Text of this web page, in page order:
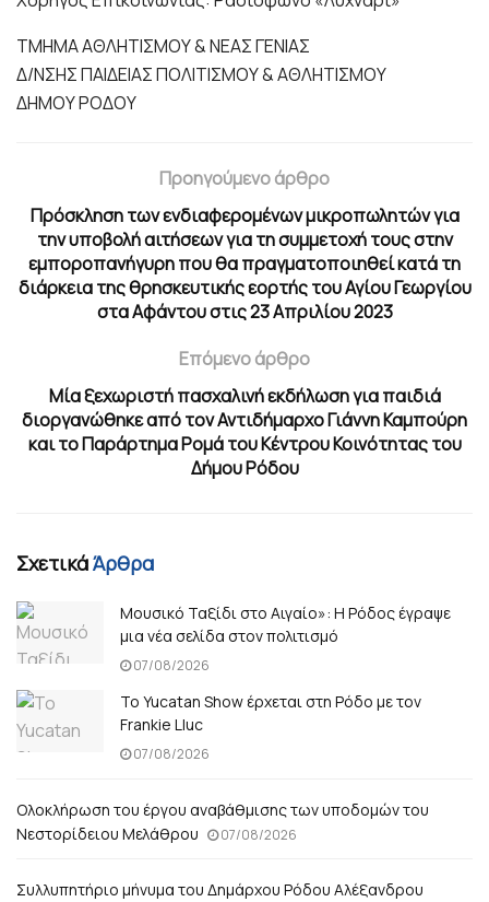
ΤΜΗΜΑ ΑΘΛΗΤΙΣΜΟΥ & ΝΕΑΣ ΓΕΝΙΑΣ
Δ/ΝΣΗΣ ΠΑΙΔΕΙΑΣ ΠΟΛΙΤΙΣΜΟΥ & ΑΘΛΗΤΙΣΜΟΥ
ΔΗΜΟΥ ΡΟΔΟΥ
Προηγούμενο άρθρο
Πρόσκληση των ενδιαφερομένων μικροπωλητών για
την υποβολή αιτήσεων για τη συμμετοχή τους στην
εμποροπανήγυρη που θα πραγματοποιηθεί κατά τη
διάρκεια της θρησκευτικής εορτής του Αγίου Γεωργίου
στα Αφάντου στις 23 Απριλίου 2023
Επόμενο άρθρο
Μία ξεχωριστή πασχαλινή εκδήλωση για παιδιά
διοργανώθηκε από τον Αντιδήμαρχο Γιάννη Καμπούρη
και το Παράρτημα Ρομά του Κέντρου Κοινότητας του
Δήμου Ρόδου
ΣχετικάΆρθρα
Μουσικό Ταξίδι στο Αιγαίο»: Η Ρόδος έγραψε
μια νέα σελίδα στον πολιτισμό
07/08/2026
Το Yucatan Show έρχεται στη Ρόδο με τον
Frankie Lluc
07/08/2026
Ολοκλήρωση του έργου αναβάθμισης των υποδομών του
Νεστορίδειου Μελάθρου
07/08/2026
Συλλυπητήριο μήνυμα του Δημάρχου Ρόδου Αλέξανδρου